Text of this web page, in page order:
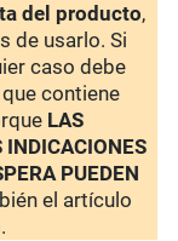
del producto,
de usarlo. Si
caso debe
contiene
LAS
INDICACIONES
PUEDEN
el artículo